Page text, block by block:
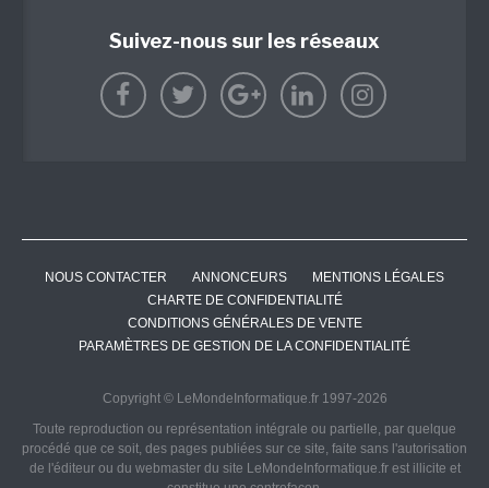
Suivez-nous sur les réseaux
NOUS CONTACTER ANNONCEURS
MENTIONS LÉGALES
CHARTE DE CONFIDENTIALITÉ
CONDITIONS GÉNÉRALES DE VENTE
PARAMÈTRES DE GESTION DE LA CONFIDENTIALITÉ
Copyright © LeMondeInformatique.fr 1997-2026
Toute reproduction ou représentation intégrale ou partielle, par quelque
procédé que ce soit, des pages publiées sur ce site, faite sans l'autorisation
de l'éditeur ou du webmaster du site LeMondeInformatique.fr est illicite et